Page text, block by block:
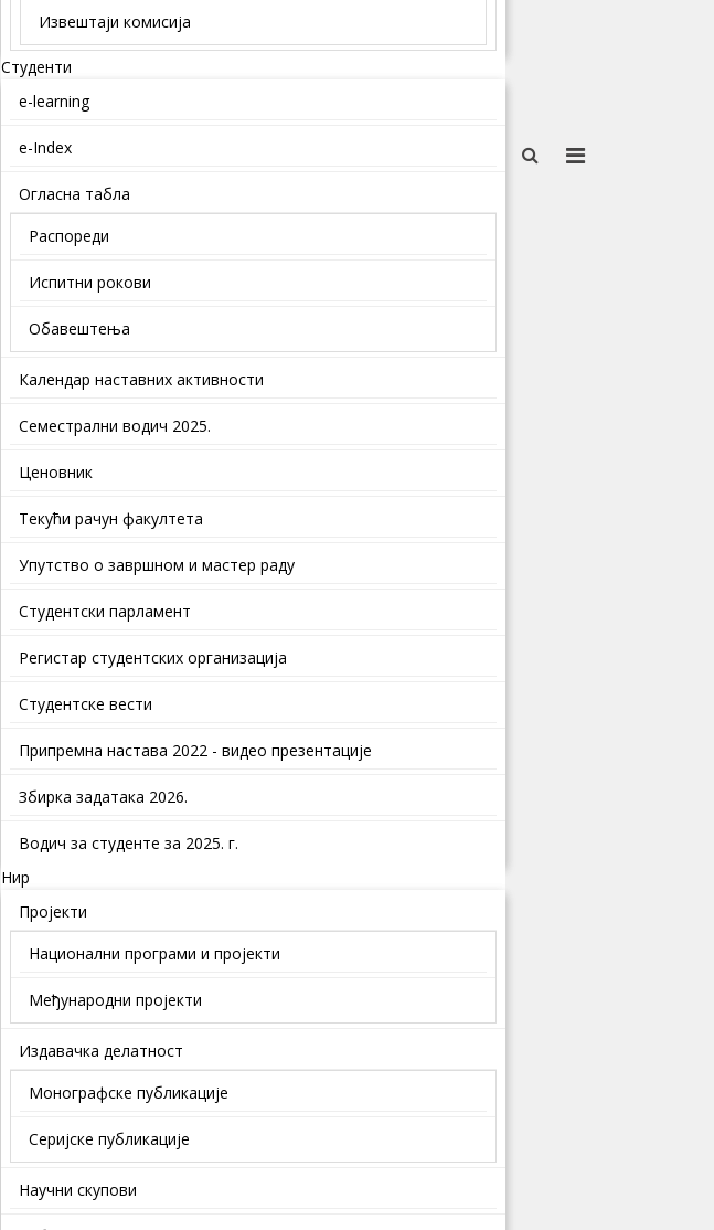
Извештаји комисија
Студенти
e-learning
e-Index
Огласна табла
Распореди
Испитни рокови
Обавештења
Календар наставних активности
Семестрални водич 2025.
Ценовник
Текући рачун факултета
Упутство о завршном и мастер раду
Студентски парламент
Регистар студентских организација
Студентске вести
Припремна настава 2022 - видео презентације
Збирка задатака 2026.
Водич за студенте за 2025. г.
Нир
Пројекти
Национални програми и пројекти
Међународни пројекти
Издавачка делатност
Монографске публикације
Серијске публикације
Научни скупови